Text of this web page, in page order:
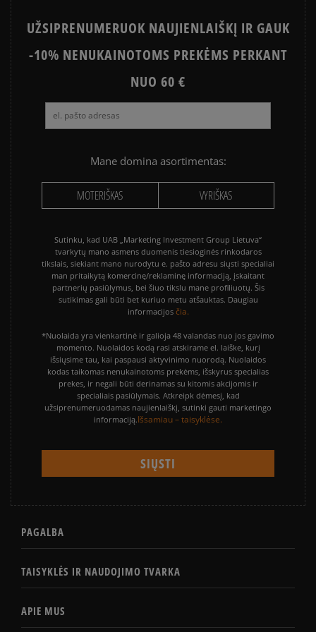
UŽSIPRENUMERUOK NAUJIENLAIŠKĮ IR GAUK
-10% NENUKAINOTOMS PREKĖMS PERKANT
NUO 60 €
Mane domina asortimentas:
MOTERIŠKAS VYRIŠKAS
Sutinku, kad UAB „Marketing Investment Group Lietuva“
tvarkytų mano asmens duomenis tiesioginės rinkodaros
tikslais, siekiant mano nurodytu e. pašto adresu siųsti specialiai
man pritaikytą komercinę/reklaminę informaciją, įskaitant
partnerių pasiūlymus, bei šiuo tikslu mane profiliuotų. Šis
sutikimas gali būti bet kuriuo metu atšauktas. Daugiau
informacijos čia.
*Nuolaida yra vienkartinė ir galioja 48 valandas nuo jos gavimo
momento. Nuolaidos kodą rasi atskirame el. laiške, kurį
išsiųsime tau, kai paspausi aktyvinimo nuorodą. Nuolaidos
kodas taikomas nenukainotoms prekėms, išskyrus specialias
prekes, ir negali būti derinamas su kitomis akcijomis ir
specialiais pasiūlymais. Atkreipk dėmesį, kad
užsiprenumeruodamas naujienlaiškį, sutinki gauti marketingo
informaciją.Išsamiau – taisyklėse.
PAGALBA
TAISYKLĖS IR NAUDOJIMO TVARKA
APIE MUS